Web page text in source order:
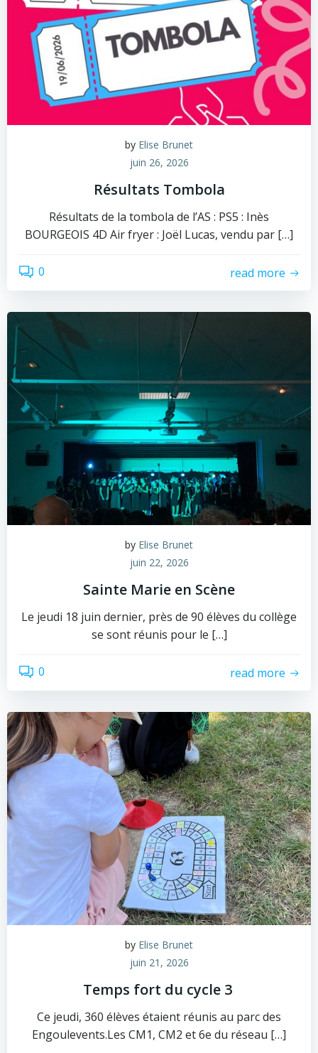
by Elise Brunet
juin 26, 2026
Résultats Tombola
Résultats de la tombola de l’AS : PS5 : Inès
BOURGEOIS 4D Air fryer : Joël Lucas, vendu par […]
0 read more
by Elise Brunet
juin 22, 2026
Sainte Marie en Scène
Le jeudi 18 juin dernier, près de 90 élèves du collège
se sont réunis pour le […]
0 read more
by Elise Brunet
juin 21, 2026
Temps fort du cycle 3
Ce jeudi, 360 élèves étaient réunis au parc des
Engoulevents.Les CM1, CM2 et 6e du réseau […]